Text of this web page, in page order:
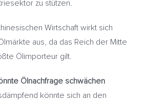
zu stützen.
Wirtschaft wirkt sich
aus, da das Reich der Mitte
Ölimporteur gilt.
Ölnachfrage schwächen
könnte sich an den